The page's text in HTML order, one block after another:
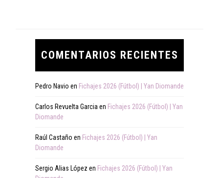
COMENTARIOS RECIENTES
Pedro Navio en Fichajes 2026 (Fútbol) | Yan Diomande
Carlos Revuelta Garcia en Fichajes 2026 (Fútbol) | Yan
Diomande
Raúl Castaño en Fichajes 2026 (Fútbol) | Yan
Diomande
Sergio Alias López en Fichajes 2026 (Fútbol) | Yan